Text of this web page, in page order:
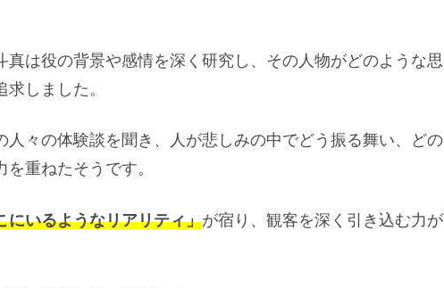
真は役の背景や感情を深く研究し、その人物がどのような思
しました。
々の体験談を聞き、人が悲しみの中でどう振る舞い、どの
重ねたそうです。
にいるようなリアリティ」が宿り、観客を深く引き込む力が